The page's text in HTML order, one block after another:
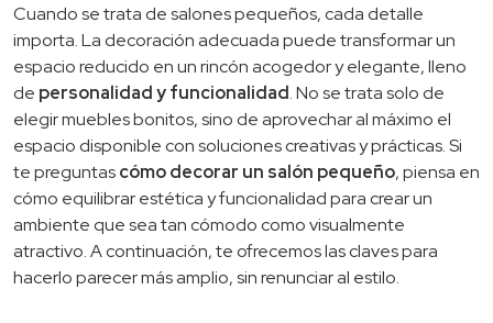
Cuando se trata de salones pequeños, cada detalle
importa. La decoración adecuada puede transformar un
espacio reducido en un rincón acogedor y elegante, lleno
de personalidad y funcionalidad. No se trata solo de
elegir muebles bonitos, sino de aprovechar al máximo el
espacio disponible con soluciones creativas y prácticas. Si
te preguntascómo decorar un salón pequeño, piensa en
cómo equilibrar estética y funcionalidad para crear un
ambiente que sea tan cómodo como visualmente
atractivo. A continuación, te ofrecemos las claves para
hacerlo parecer más amplio, sin renunciar al estilo.